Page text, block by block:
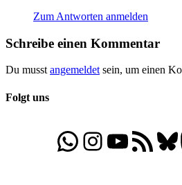
Zum Antworten anmelden
Schreibe einen Kommentar
Du musstangemeldetsein, um einen
Folgt uns
WhatsApp
Folgt uns auf Instagram
Besucht unseren YouTube-Kanal
RSS-Feed